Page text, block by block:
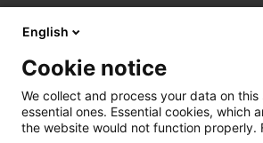
Sobre nós
Vagas abertas
Notícias
English
Cookie notice
We collect and process your data on
essential ones. Essential cookies,
the website would not function properly.